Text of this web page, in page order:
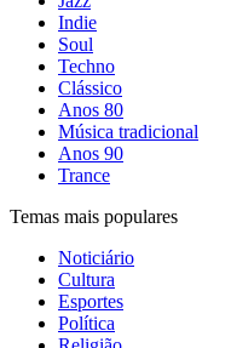
Indie
Soul
Techno
Clássico
Anos 80
Música tradicional
Anos 90
Trance
Temas mais populares
Noticiário
Cultura
Esportes
Política